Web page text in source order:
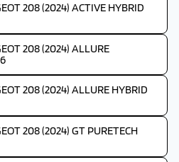
208 (2024) ACTIVE HYBRID
208 (2024) ALLURE
208 (2024) ALLURE HYBRID
208 (2024) GT PURETECH